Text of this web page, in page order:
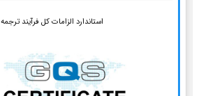
استاندارد الزامات کل فرآیند ترجمه